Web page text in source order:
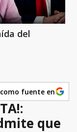
del
fuente en
que